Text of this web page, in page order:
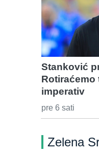
Stanković
Rotiraćemo
imperativ
pre 6 sati
Zelena